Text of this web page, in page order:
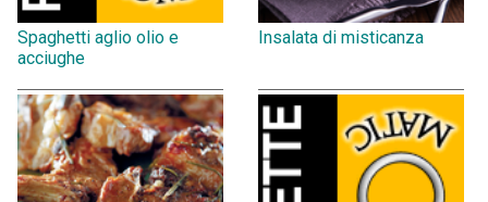
Spaghetti aglio olio e
acciughe
Insalata di misticanza